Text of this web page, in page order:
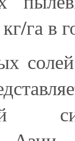
га в